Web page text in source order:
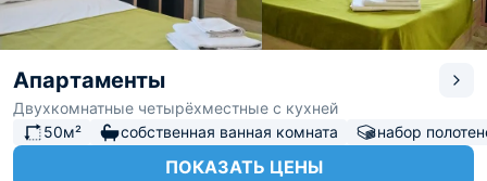
Апартаменты
Двухкомнатные четырёхместные с кухней
50м²
собственная ванная комната набор
ПОКАЗАТЬ ЦЕНЫ